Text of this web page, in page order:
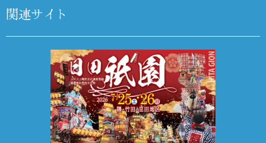
関連サイト